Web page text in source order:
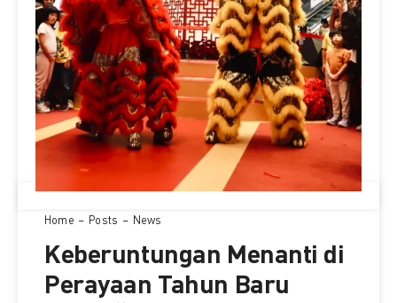
Home Posts News
Keberuntungan Menanti di
Perayaan Tahun Baru